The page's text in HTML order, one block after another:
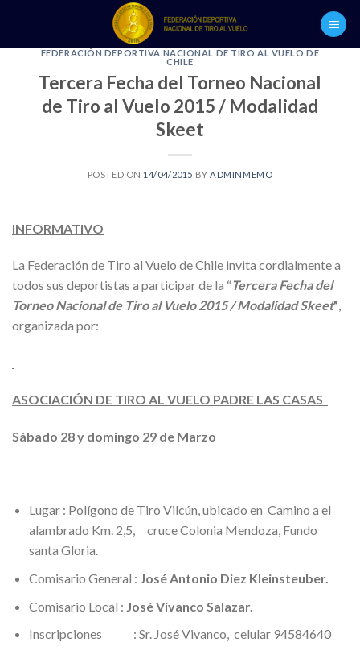
contentFEDERACIÓN DEPORTIVA NACIONAL DE TIRO AL VUELO DE
CHILE
Tercera Fecha del Torneo Nacional
de Tiro al Vuelo 2015 / Modalidad
Skeet
POSTED ON 14/04/2015 BY ADMINMEMO
INFORMATIVO
La Federación de Tiro al Vuelo de Chile invita cordialmente a
todos sus deportistas a participar de la “Tercera Fecha del
Torneo Nacional de Tiro al Vuelo 2015 / Modalidad Skeet”,
organizada por:
ASOCIACIÓN DE TIRO AL VUELO PADRE LAS CASAS
Sábado 28 y domingo 29 de Marzo
Lugar : Polígono de Tiro Vilcún, ubicado en Camino a el
alambrado Km. 2,5, cruce Colonia Mendoza, Fundo
santa Gloria.
Comisario General : José Antonio Diez Kleinsteuber.
Comisario Local : José Vivanco Salazar.
Inscripciones : Sr. José Vivanco, celular 94584640